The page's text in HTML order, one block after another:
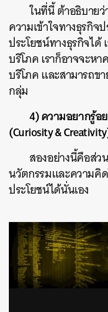
ในที่นี้ ต้าอธิบาย
ความเข้าใจทางธุรกิ
ประโยชน์ทางธุรกิจได้
บริโภค เราก็อาจจะห
บริโภค และสามารถ
กลุ่ม
4) ความอยากรู้อ
(Curiosity &
สองอย่างนี้คือส่
นวัตกรรมและความคิ
ประโยชน์ได้นั่นเอง